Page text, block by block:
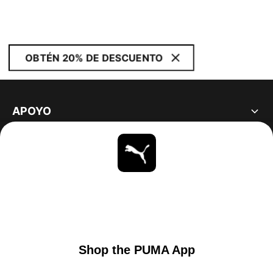
OBTÉN 20% DE DESCUENTO
APOYO